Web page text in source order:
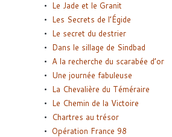
Le Jade et le Granit
Les Secrets de l’Égide
Le secret du destrier
Dans le sillage de Sindbad
A la recherche du scarabée d’or
Une journée fabuleuse
La Chevalière du Téméraire
Le Chemin de la Victoire
Chartres au trésor
Opération France 98